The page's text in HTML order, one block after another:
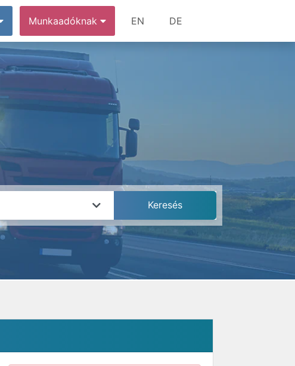
Munkaadóknak EN DE